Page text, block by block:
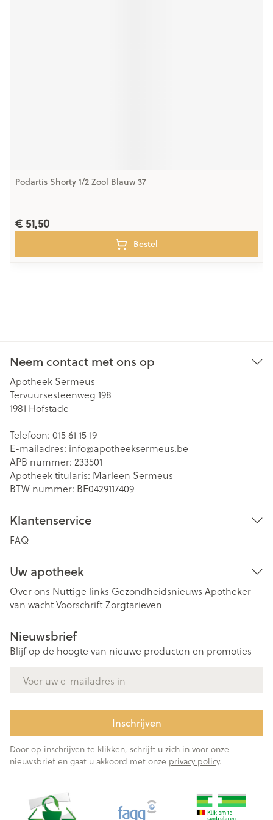
Podartis Shorty 1/2 Zool Blauw 37
€ 51,50
Bestel
Neem contact met ons op
Apotheek Sermeus
Tervuursesteenweg 198
1981 Hofstade
Telefoon: 015 61 15 19
E-mailadres: info@apotheeksermeus.be
APB nummer: 233501
Apotheek titularis: Marleen Sermeus
BTW nummer: BE0429117409
Klantenservice
FAQ
Uw apotheek
Over ons Nuttige links Gezondheidsnieuws Apotheker
van wachtVoorschriftZorgtarieven
Nieuwsbrief
Blijf op de hoogte van nieuwe producten en promoties
Inschrijven
Door op inschrijven te klikken, schrijft u zich in voor onze
nieuwsbrief en gaat u akkoord met onze privacy policy.